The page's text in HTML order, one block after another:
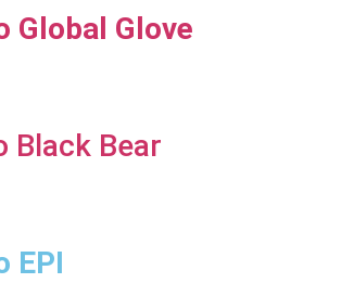
Global Glove
Black Bear
EPI